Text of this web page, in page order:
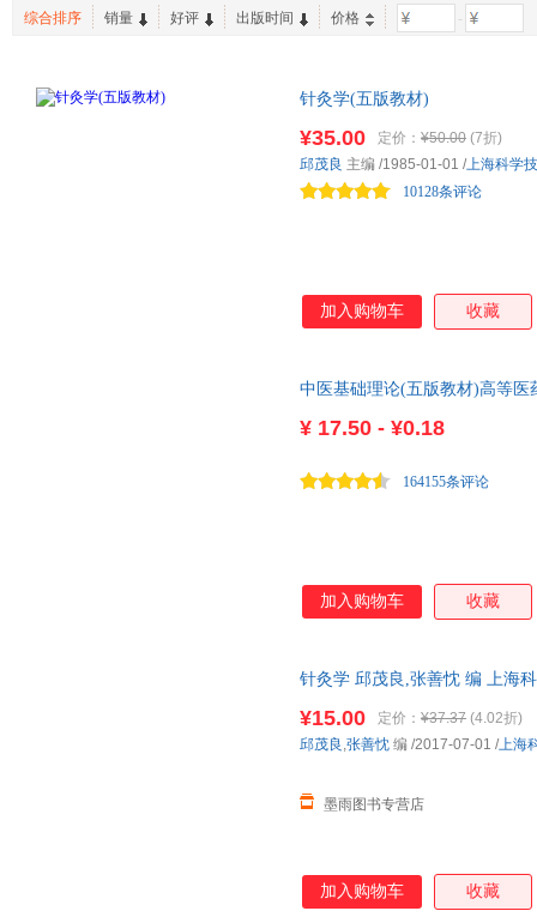
投资理财
综合排序 销量 好评 出版时间 价格 -
针灸学(五版教材)
¥35.00 定价： ¥50.00 (7折)
10128条评论
邱茂良 主编 /1985-01-01 /上海科学
加入购物车 收藏
中医基础理论(五版教材)高等
¥ 17.50 - ¥0.18
164155条评论
加入购物车 收藏
针灸学 邱茂良,张善忱 编 上海
¥15.00 定价： ¥37.37 (4.02折)
墨雨图书专营店
邱茂良 ,张善忱 编 /2017-07-01 /上海
加入购物车 收藏